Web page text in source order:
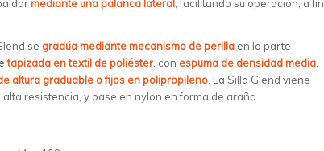
mediante una palanca lateral, facilitando su operación, a fin
se gradúa mediante mecanismo de perillaen la parte
tapizada en textil de poliéster, con espuma de densidad media.
altura graduable o fijos en polipropileno. La Silla Glend viene
resistencia, y base en nylon en forma de araña.